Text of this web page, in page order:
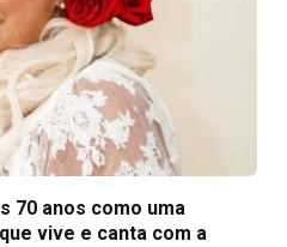
70 anos como uma
vive e canta com a